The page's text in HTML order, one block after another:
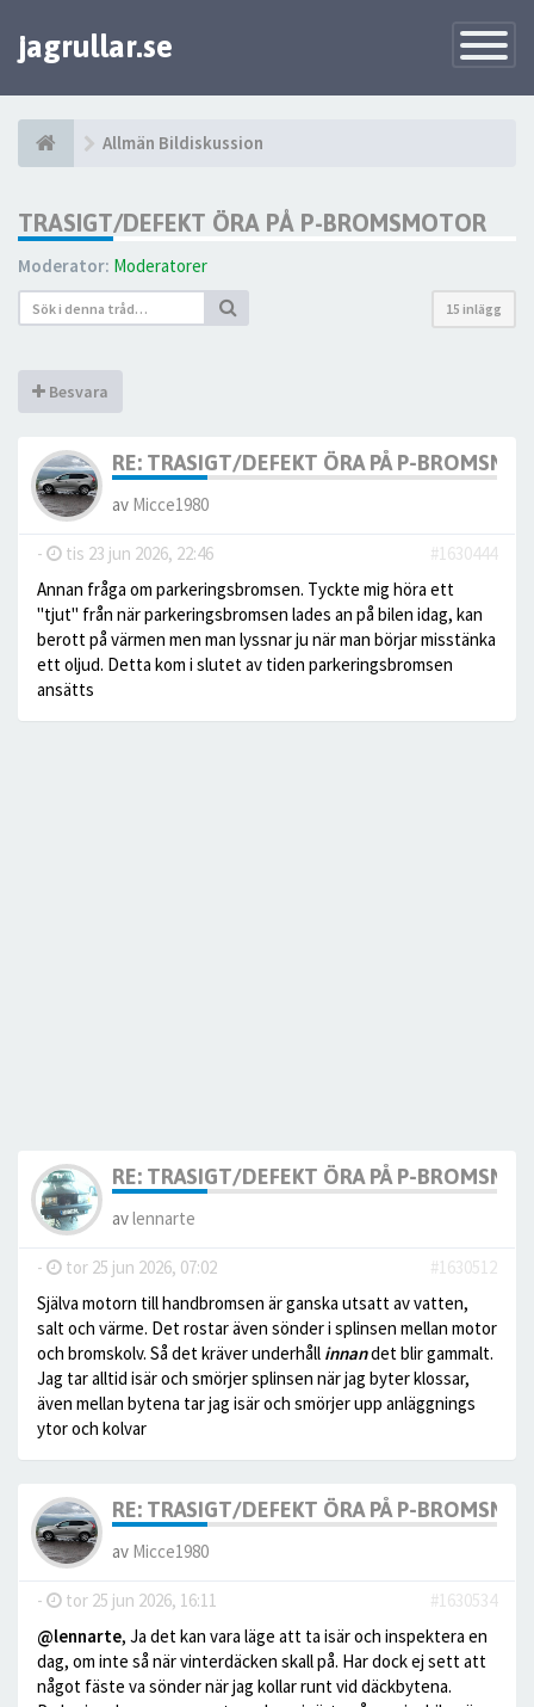
Toggle
jagrullar.se
Allmän Bildiskussion
TRASIGT/DEFEKT ÖRA PÅ P-BROMSMOTOR
Moderator: Moderatorer
15 inlägg
Besvara
RE: TRASIGT/DEFEKT ÖRA PÅ P-
av Micce1980
- tis 23 jun 2026, 22:46
#1630444
Annan fråga om parkeringsbromsen. Tyckte mig höra ett
"tjut" från när parkeringsbromsen lades an på bilen idag, kan
berott på värmen men man lyssnar ju när man börjar misstänka
ett oljud. Detta kom i slutet av tiden parkeringsbromsen
ansätts
RE: TRASIGT/DEFEKT ÖRA PÅ P-
avlennarte
- tor 25 jun 2026, 07:02
#1630512
Själva motorn till handbromsen är ganska utsatt av vatten,
salt och värme. Det rostar även sönder i splinsen mellan motor
och bromskolv. Så det kräver underhåll innandet blir gammalt.
Jag tar alltid isär och smörjer splinsen när jag byter klossar,
även mellan bytena tar jag isär och smörjer upp anläggnings
ytor och kolvar
RE: TRASIGT/DEFEKT ÖRA PÅ P-
av Micce1980
- tor 25 jun 2026, 16:11
#1630534
@lennarte, Ja det kan vara läge att ta isär och inspektera en
dag, om inte så när vinterdäcken skall på. Har dock ej sett att
något fäste va sönder när jag kollar runt vid däckbytena.